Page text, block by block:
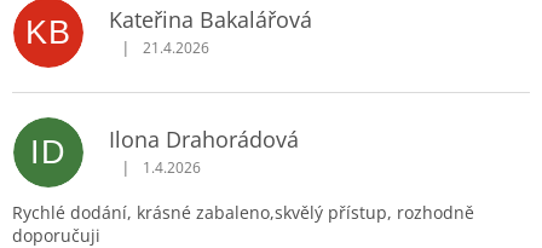
KB Kateřina Bakalářová
Hodnocení obchodu je 5 z 5 hvězdiček.
| 21.4.2026
ID Ilona Drahorádová
Hodnocení obchodu je 5 z 5 hvězdiček.
| 1.4.2026
Rychlé dodání, krásné zabaleno,skvělý přístup, rozhodně
doporučuji